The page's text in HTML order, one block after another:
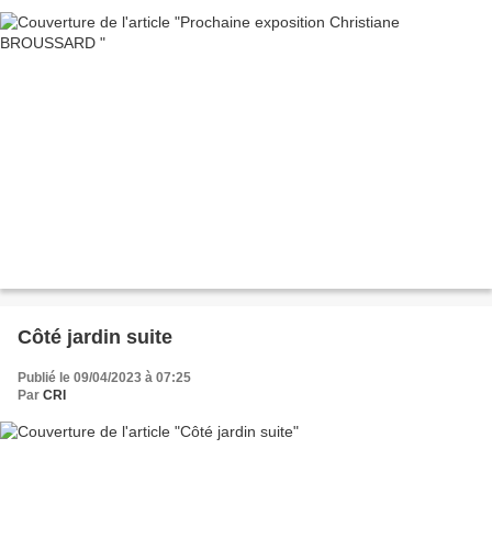
Côté jardin suite
Publié le 09/04/2023 à 07:25
Par CRI